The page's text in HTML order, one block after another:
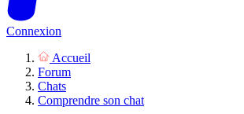
Connexion
Accueil
Forum
Chats
Comprendre son chat